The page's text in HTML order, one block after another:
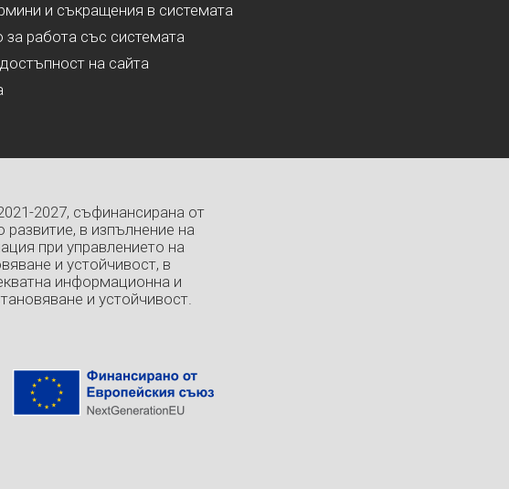
и съкращения в системата
за работа със системата
на сайта
2027, съфинансирана от
в изпълнение на
при управлението на
и устойчивост, в
информационна и
и устойчивост.